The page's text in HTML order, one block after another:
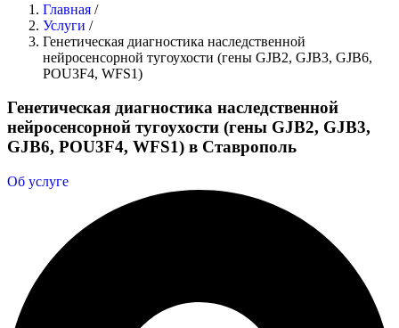
Главная /
Услуги /
Генетическая диагностика наследственной
нейросенсорной тугоухости (гены GJB2, GJB3, GJB6,
POU3F4, WFS1)
Генетическая диагностика наследственной
нейросенсорной тугоухости (гены GJB2, GJB3,
GJB6, POU3F4, WFS1) в Ставрополь
Об услуге